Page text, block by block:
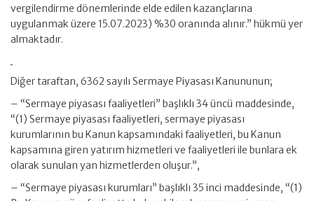
vergilendirme dönemlerinde elde edilen kazançlarına
uygulanmak üzere 15.07.2023) %30 oranında alınır.” hükmü yer
almaktadır.
Diğer taraftan, 6362 sayılı Sermaye Piyasası Kanununun;
– “Sermaye piyasası faaliyetleri” başlıklı 34 üncü maddesinde,
“(1) Sermaye piyasası faaliyetleri, sermaye piyasası
kurumlarının bu Kanun kapsamındaki faaliyetleri, bu Kanun
kapsamına giren yatırım hizmetleri ve faaliyetleri ile bunlara ek
olarak sunulan yan hizmetlerden oluşur.”,
– “Sermaye piyasası kurumları” başlıklı 35 inci maddesinde, “(1)